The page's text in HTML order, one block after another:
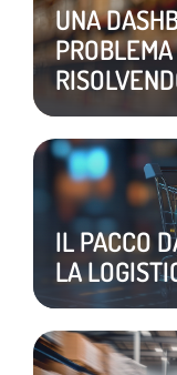
UNA
IL PACCO
LA